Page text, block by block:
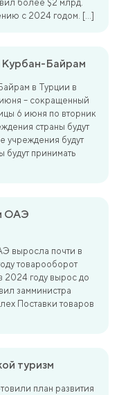
более $2 млрд.
с 2024 годом. […]
Курбан-Байрам
в Турции в
– сокращенный
6 июня по вторник
страны будут
учреждения будут
будут принимать
ОАЭ
выросла почти в
товарооборот
2024 году вырос до
замминистра
Поставки товаров
туризм
план развития